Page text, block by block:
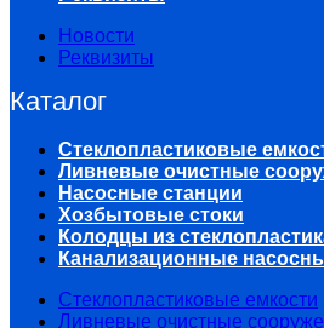
Новости
Реквизиты
Каталог
Стеклопластиковые
Ливневые очистные
Насосные станции
Хозбытовые стоки
Колодцы из
Канализационные
Стеклопластиковые емкости
Ливневые очистные